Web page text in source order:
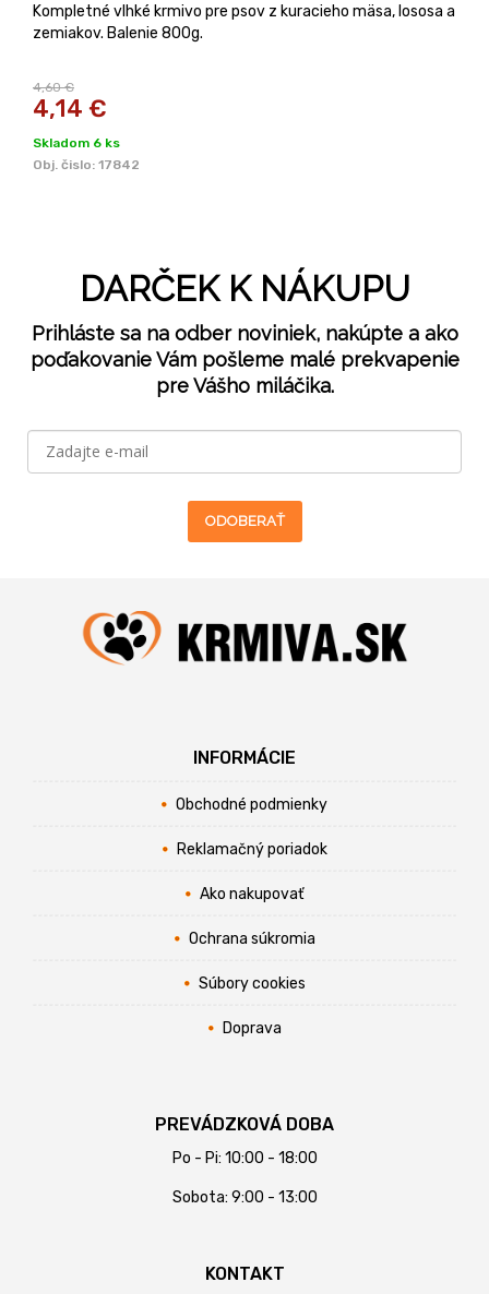
Kompletné vlhké krmivo pre psov z kuracieho mäsa, lososa a
zemiakov. Balenie 800g.
4,60 €
4,14 €
Skladom 6 ks
Obj. čislo: 17842
DARČEK K NÁKUPU
Prihláste sa na odber noviniek, nakúpte a ako
poďakovanie Vám pošleme malé prekvapenie
pre Vášho miláčika.
ODOBERAŤ
INFORMÁCIE
Obchodné podmienky
Reklamačný poriadok
Ako nakupovať
Ochrana súkromia
Súbory cookies
Doprava
PREVÁDZKOVÁ DOBA
Po - Pi: 10:00 - 18:00
Sobota: 9:00 - 13:00
KONTAKT